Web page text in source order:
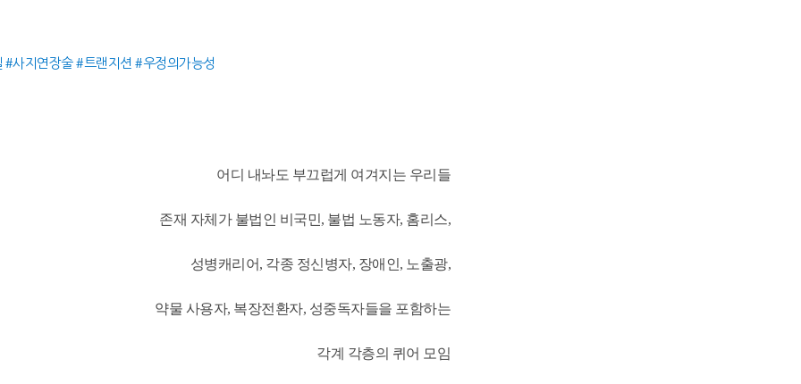
#사지연장술 #트랜지션 #우정의가능성
어디 내놔도 부끄럽게 여겨지는 우리들
존재 자체가 불법인 비국민, 불법 노동자, 홈리스,
성병캐리어, 각종 정신병자, 장애인, 노출광,
약물 사용자, 복장전환자, 성중독자들을 포함하는
각계 각층의 퀴어 모임